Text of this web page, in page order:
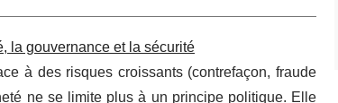
la gouvernance et la sécurité
à des risques croissants (contrefaçon, fraude
ne se limite plus à un principe politique. Elle